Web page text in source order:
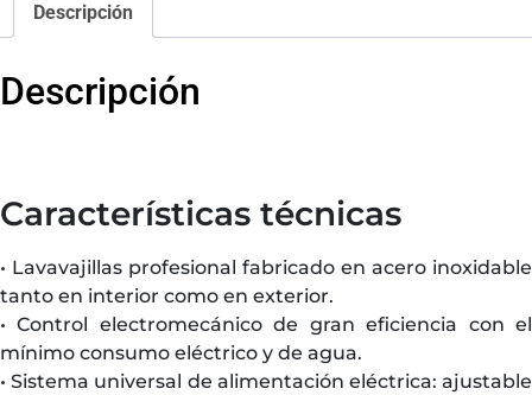
Descripción
Descripción
Características técnicas
• Lavavajillas profesional fabricado en acero inoxidable
tanto en interior como en exterior.
• Control electromecánico de gran eficiencia con el
mínimo consumo eléctrico y de agua.
• Sistema universal de alimentación eléctrica: ajustable